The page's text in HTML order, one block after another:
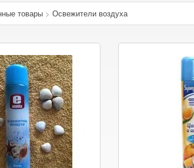
товары> Освежители воздуха